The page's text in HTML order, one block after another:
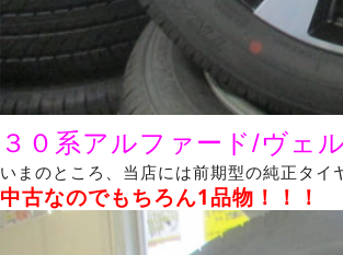
３０系アルファード/ヴェ
いまのところ、当店には前期型の純正タイ
中古なのでもちろん1品物！！！